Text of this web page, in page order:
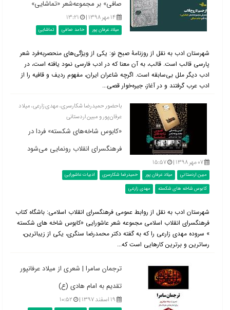
صافی» بر مجموعه‌شعر «تماشایی»
۱۴ مهر ۱۳۹۸ | ۱۳:۲۱
میلاد عرفان پور حامد صافی تماشایی
شهرستان ادب به نقل از روزنامۀ صبح نو: یکی از ویژگی‌های منحصربه‌فرد شعر
پارسی قالب است. قالب، به آن معنا که در ادب فارسی نمود یافته است، در
ادب دیگر ملل بی‌سابقه است. اگرچه شاعران ایران، مفهوم ردیف و قافیه را از
ادب عرب گرفتند و در آغاز، جیره‌خوار قصی...
باحضور حمیدرضا شکارسری، مهدی زارعی، میلاد
عرفان‌پور و مبین اردستانی
«کابوس شاخه‌های شکسته» فردا در
فرهنگسرای انقلاب رونمایی می‌شود
۰۷ مهر ۱۳۹۸ | ۱۵:۵۷
مبین اردستانی میلاد عرفان پور حمیدرضا شکارسری
ادبیات عاشورایی
کابوس شاخه های شکسته
مهدی زارعی
شهرستان ادب به نقل از روابط عمومی فرهنگسرای انقلاب اسلامی: باشگاه کتاب
فرهنگسرای انقلاب اسلامی مجموعه شعر عاشورایی «کابوس شاخه های شکسته
» سروده مهدی زارعی را که به گفته دکتر محمدرضا سنگری، یکی از زیباترین،
رساترین و برترین کارهایی است که...
ترجمان سامرا | شعری از میلاد عرفانپور
تقدیم به امام هادی (ع)
۱۹ اسفند ۱۳۹۷ | ۱۰:۵۲